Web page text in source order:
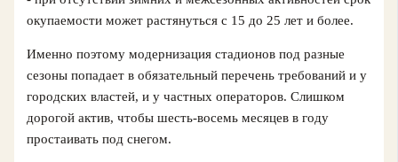
окупаемости может растянуться с 15 до 25 лет и более.
Именно поэтому модернизация стадионов под разные
сезоны попадает в обязательный перечень требований и у
городских властей, и у частных операторов. Слишком
дорогой актив, чтобы шесть‑восемь месяцев в году
простаивать под снегом.